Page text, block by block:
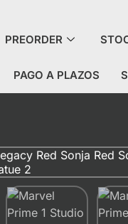
PREORDER
PAGO A PLAZOS